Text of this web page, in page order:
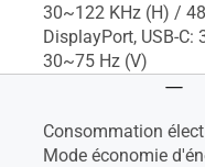
30~122 KHz (H) /
DisplayPort, USB-
30~75 Hz (V)
Consommation
Mode économie